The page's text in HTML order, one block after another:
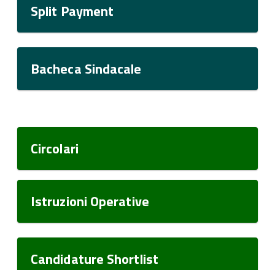
Split Payment
Bacheca Sindacale
Circolari
Istruzioni Operative
Candidature Shortlist